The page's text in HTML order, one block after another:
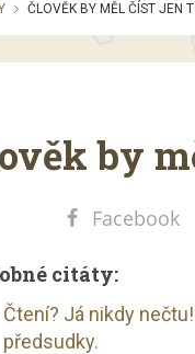
ČLOVĚK BY MĚL ČÍST JEN
by
Facebook
citáty:
Čtení? Já nikdy
předsudky.